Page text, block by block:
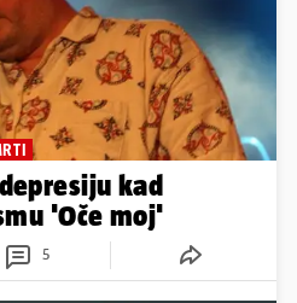
kad
'Oče moj'
5